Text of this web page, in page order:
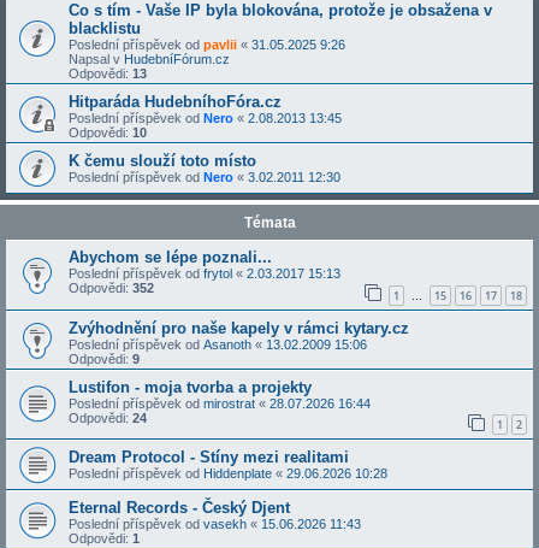
Co s tím - Vaše IP byla blokována, protože je obsažena v
blacklistu
Poslední příspěvek od pavlii « 31.05.2025 9:26
Napsal v HudebníFórum.cz
Odpovědi: 13
Hitparáda HudebníhoFóra.cz
Poslední příspěvek od Nero « 2.08.2013 13:45
Odpovědi: 10
K čemu slouží toto místo
Poslední příspěvek od Nero « 3.02.2011 12:30
Témata
Abychom se lépe poznali...
Poslední příspěvek od frytol « 2.03.2017 15:13
Odpovědi: 352 1 … 15 16 17 18
Zvýhodnění pro naše kapely v rámci kytary.cz
Poslední příspěvek od Asanoth « 13.02.2009 15:06
Odpovědi: 9
Lustifon - moja tvorba a projekty
Poslední příspěvek od mirostrat « 28.07.2026 16:44
Odpovědi: 24 1 2
Dream Protocol - Stíny mezi realitami
Poslední příspěvek od Hiddenplate « 29.06.2026 10:28
Eternal Records - Český Djent
Poslední příspěvek od vasekh « 15.06.2026 11:43
Odpovědi: 1